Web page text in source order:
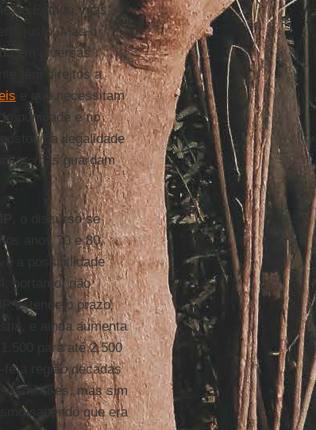
do Estado, mas
justo. Mas o
em diversas
têm direitos a
e que necessitam
e no
na ilegalidade
mas guardam
, o discurso se
nos anos 70 e 80,
a possibilidade
portanto, não
estende o prazo
e ainda aumenta
para até 2.500
a região décadas
familiares, mas sim
sabendo que era